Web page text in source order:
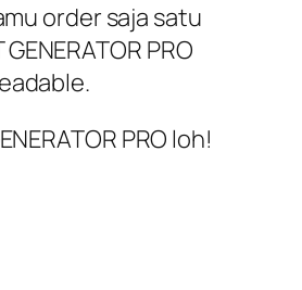
order saja satu
PRO
PRO loh!